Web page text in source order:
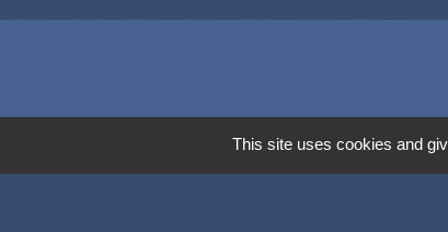
This site uses cookies and